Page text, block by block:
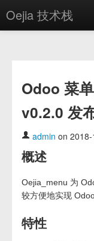
Oejia 技术栈
方案
OE学院
分享
关于
编辑器
Odoo 菜
v0.2.0 发
admin on
概述
Oejia_menu 为
较方便地实现
特性